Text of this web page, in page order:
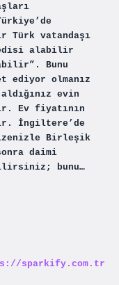
Türk vatandaşı
alabilir
Bunu
ediyor olmanız
evin
Ev fiyatının
İngiltere’de
Birleşik
daimi
bunu…
sparkify.com.tr